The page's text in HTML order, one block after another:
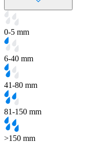
0-5 mm
6-40 mm
41-80 mm
81-150 mm
>150 mm